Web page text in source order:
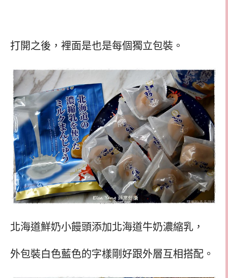
打開之後，裡面是也是每個獨立包裝。
北海道鮮奶小饅頭添加北海道牛奶濃縮乳，
外包裝白色藍色的字樣剛好跟外層互相搭配。